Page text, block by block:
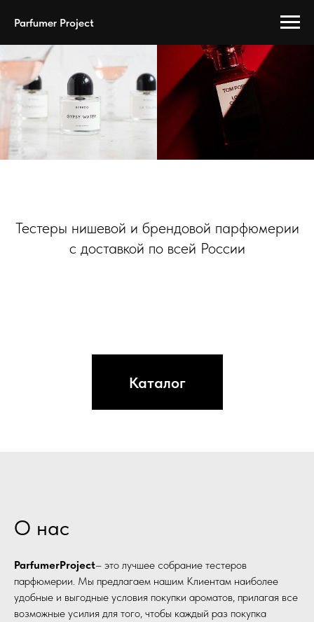
Parfumer Project
Тестеры нишевой и брендовой парфюмерии
с доставкой по всей России
Каталог
О нас
ParfumerProject– это лучшее собрание тестеров
парфюмерии. Мы предлагаем нашим Клиентам наиболее
удобные и выгодные условия покупки ароматов, прилагая все
возможные усилия для того, чтобы каждый раз покупка